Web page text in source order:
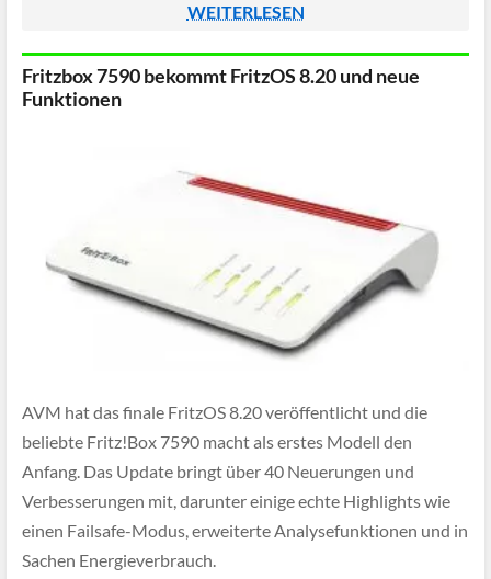
WEITERLESEN
Fritzbox 7590 bekommt FritzOS 8.20 und neue
Funktionen
AVM hat das finale FritzOS 8.20 veröffentlicht und die
beliebte Fritz!Box 7590 macht als erstes Modell den
Anfang. Das Update bringt über 40 Neuerungen und
Verbesserungen mit, darunter einige echte Highlights wie
einen Failsafe-Modus, erweiterte Analysefunktionen und in
Sachen Energieverbrauch.